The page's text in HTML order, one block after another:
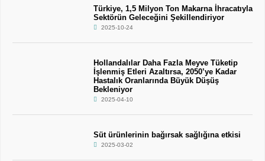
Türkiye, 1,5 Milyon Ton Makarna İhracatıyla
Sektörün Geleceğini Şekillendiriyor
2025-10-24
Hollandalılar Daha Fazla Meyve Tüketip
İşlenmiş Etleri Azaltırsa, 2050’ye Kadar
Hastalık Oranlarında Büyük Düşüş
Bekleniyor
2025-04-10
Süt ürünlerinin bağırsak sağlığına etkisi
2025-03-02